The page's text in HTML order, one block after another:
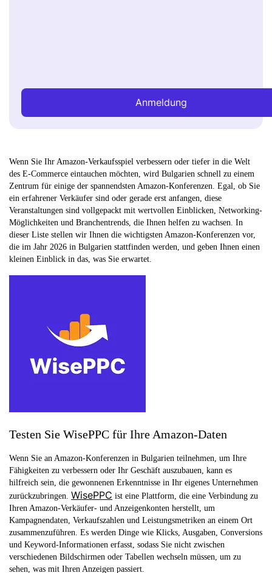
Anmeldung
Wenn Sie Ihr Amazon-Verkaufsspiel verbessern oder tiefer in die Welt
des E-Commerce eintauchen möchten, wird Bulgarien schnell zu einem
Zentrum für einige der spannendsten Amazon-Konferenzen. Egal, ob Sie
ein erfahrener Verkäufer sind oder gerade erst anfangen, diese
Veranstaltungen sind vollgepackt mit wertvollen Einblicken, Networking-
Möglichkeiten und Branchentrends, die Ihnen helfen zu wachsen. In
dieser Liste stellen wir Ihnen die wichtigsten Amazon-Konferenzen vor,
die im Jahr 2026 in Bulgarien stattfinden werden, und geben Ihnen einen
kleinen Einblick in das, was Sie erwartet.
Testen Sie WisePPC für Ihre Amazon-Daten
Wenn Sie an Amazon-Konferenzen in Bulgarien teilnehmen, um Ihre
Fähigkeiten zu verbessern oder Ihr Geschäft auszubauen, kann es
hilfreich sein, die gewonnenen Erkenntnisse in Ihr eigenes Unternehmen
zurückzubringen. WisePPC ist eine Plattform, die eine Verbindung zu
Ihren Amazon-Verkäufer- und Anzeigenkonten herstellt, um
Kampagnendaten, Verkaufszahlen und Leistungsmetriken an einem Ort
zusammenzuführen. Es werden Dinge wie Klicks, Ausgaben, Conversions
und Keyword-Informationen erfasst, sodass Sie nicht zwischen
verschiedenen Bildschirmen oder Tabellen wechseln müssen, um zu
sehen, was mit Ihren Anzeigen passiert.